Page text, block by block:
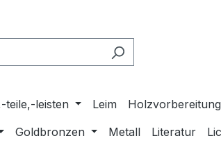
teile,-leisten Leim Holzvorbereitung
Goldbronzen Metall Literatur